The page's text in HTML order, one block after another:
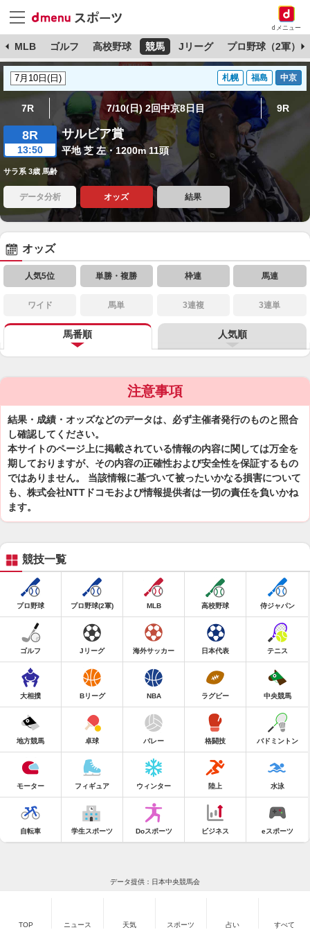
dメニュー
MLB ゴルフ 高校野球 競馬 Jリーグ プロ野球（2軍）
札幌 福島 中京
7R 7/10(日) 2回中京8日目 9R
8R
13:50
サルビア賞
平地 芝 左・1200m 11頭
サラ系 3歳 馬齢
データ分析 オッズ 結果
オッズ
人気5位 単勝・複勝 枠連 馬連
ワイド 馬単 3連複 3連単
馬番順 人気順
注意事項
結果・成績・オッズなどのデータは、必ず主催者発行のものと照合
し確認してください。
本サイトのページ上に掲載されている情報の内容に関しては万全を
期しておりますが、その内容の正確性および安全性を保証するもの
ではありません。 当該情報に基づいて被ったいかなる損害について
も、株式会社NTTドコモおよび情報提供者は一切の責任を負いかね
ます。
競技一覧
プロ野球 プロ野球(2軍) MLB 高校野球 侍ジャパン
ゴルフ Jリーグ 海外サッカー 日本代表 テニス
大相撲 Bリーグ NBA ラグビー 中央競馬
地方競馬 卓球 バレー 格闘技 バドミントン
モーター フィギュア ウィンター 陸上 水泳
自転車 学生スポーツ Doスポーツ ビジネス eスポーツ
データ提供：日本中央競馬会
TOP ニュース 天気 スポーツ 占い すべて